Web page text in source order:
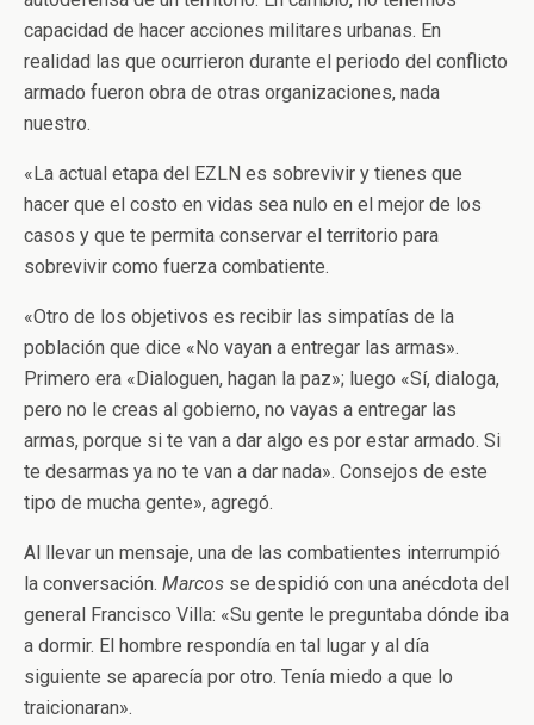
capacidad de hacer acciones militares urbanas. En
realidad las que ocurrieron durante el periodo del conflicto
armado fueron obra de otras organizaciones, nada
nuestro.
«La actual etapa del EZLN es sobrevivir y tienes que
hacer que el costo en vidas sea nulo en el mejor de los
casos y que te permita conservar el territorio para
sobrevivir como fuerza combatiente.
«Otro de los objetivos es recibir las simpatías de la
población que dice «No vayan a entregar las armas».
Primero era «Dialoguen, hagan la paz»; luego «Sí, dialoga,
pero no le creas al gobierno, no vayas a entregar las
armas, porque si te van a dar algo es por estar armado. Si
te desarmas ya no te van a dar nada». Consejos de este
tipo de mucha gente», agregó.
Al llevar un mensaje, una de las combatientes interrumpió
la conversación. Marcos se despidió con una anécdota del
general Francisco Villa: «Su gente le preguntaba dónde iba
a dormir. El hombre respondía en tal lugar y al día
siguiente se aparecía por otro. Tenía miedo a que lo
traicionaran».